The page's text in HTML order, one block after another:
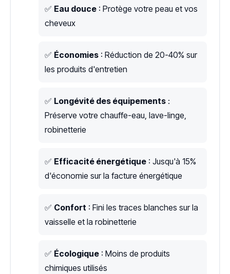
✅ Eau douce : Protège votre peau et vos
cheveux
✅ Économies : Réduction de 20-40% sur
les produits d'entretien
✅ Longévité des équipements :
Préserve votre chauffe-eau, lave-linge,
robinetterie
✅ Efficacité énergétique : Jusqu'à 15%
d'économie sur la facture énergétique
✅ Confort : Fini les traces blanches sur la
vaisselle et la robinetterie
✅ Écologique : Moins de produits
chimiques utilisés